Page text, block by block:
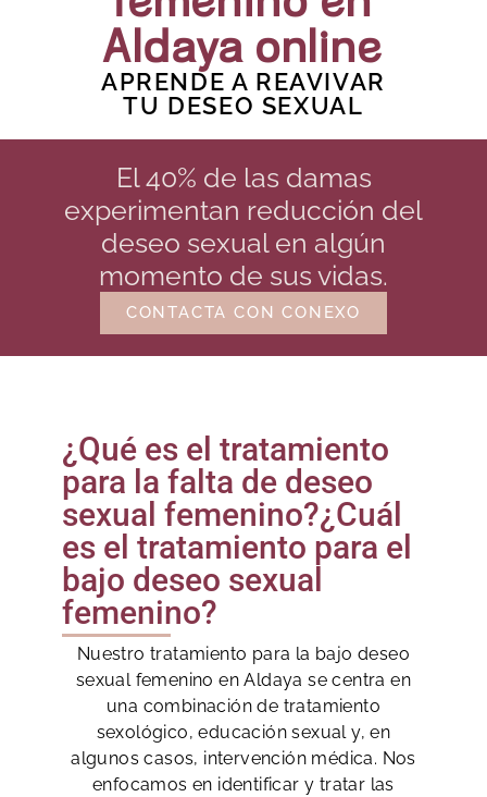
Aldaya online
APRENDE A REAVIVAR
TU DESEO SEXUAL
El 40% de las damas
experimentan reducción del
deseo sexual en algún
momento de sus vidas.
CONTACTA CON CONEXO
¿Qué es el tratamiento
para la falta de deseo
sexual femenino?¿Cuál
es el tratamiento para el
bajo deseo sexual
femenino?
Nuestro tratamiento para la bajo deseo
sexual femenino en Aldaya se centra en
una combinación de tratamiento
sexológico, educación sexual y, en
algunos casos, intervención médica. Nos
enfocamos en identificar y tratar las